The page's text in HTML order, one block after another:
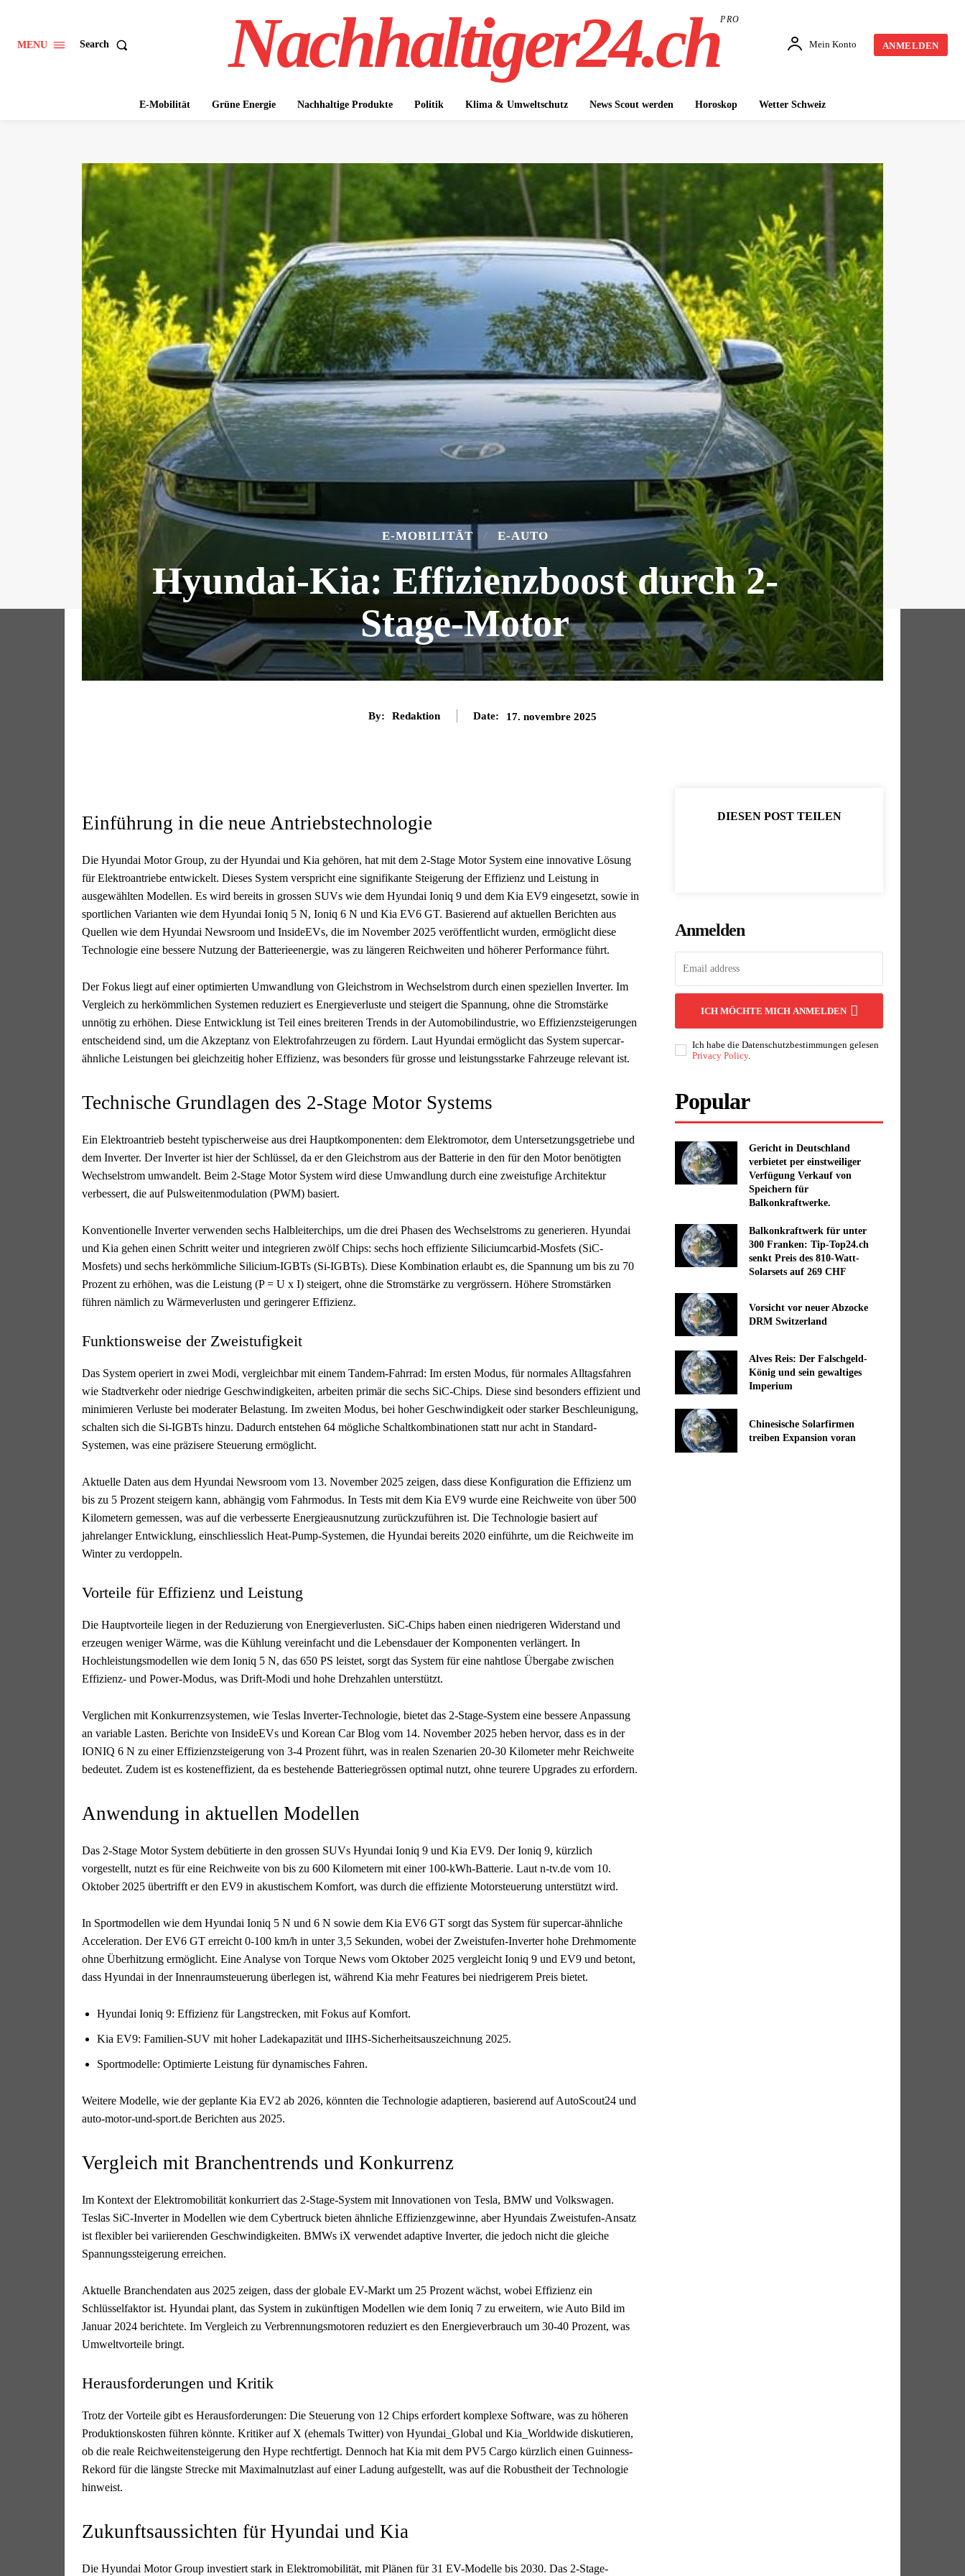
MENU Search Nachhaltiger24.chPRO
Mein Konto ANMELDEN
E-Mobilität Grüne Energie Nachhaltige Produkte Politik Klima & Umweltschutz News Scout werden Horoskop Wetter Schweiz
E-MOBILITÄT E-AUTO
Hyundai-Kia: Effizienzboost durch 2-
Stage-Motor
By: Redaktion Date: 17. novembre 2025
Einführung in die neue Antriebstechnologie
Die Hyundai Motor Group, zu der Hyundai und Kia gehören, hat mit dem 2-Stage Motor System eine innovative Lösung
für Elektroantriebe entwickelt. Dieses System verspricht eine signifikante Steigerung der Effizienz und Leistung in
ausgewählten Modellen. Es wird bereits in grossen SUVs wie dem Hyundai Ioniq 9 und dem Kia EV9 eingesetzt, sowie in
sportlichen Varianten wie dem Hyundai Ioniq 5 N, Ioniq 6 N und Kia EV6 GT. Basierend auf aktuellen Berichten aus
Quellen wie dem Hyundai Newsroom und InsideEVs, die im November 2025 veröffentlicht wurden, ermöglicht diese
Technologie eine bessere Nutzung der Batterieenergie, was zu längeren Reichweiten und höherer Performance führt.
Der Fokus liegt auf einer optimierten Umwandlung von Gleichstrom in Wechselstrom durch einen speziellen Inverter. Im
Vergleich zu herkömmlichen Systemen reduziert es Energieverluste und steigert die Spannung, ohne die Stromstärke
unnötig zu erhöhen. Diese Entwicklung ist Teil eines breiteren Trends in der Automobilindustrie, wo Effizienzsteigerungen
entscheidend sind, um die Akzeptanz von Elektrofahrzeugen zu fördern. Laut Hyundai ermöglicht das System supercar-
ähnliche Leistungen bei gleichzeitig hoher Effizienz, was besonders für grosse und leistungsstarke Fahrzeuge relevant ist.
Technische Grundlagen des 2-Stage Motor Systems
Ein Elektroantrieb besteht typischerweise aus drei Hauptkomponenten: dem Elektromotor, dem Untersetzungsgetriebe und
dem Inverter. Der Inverter ist hier der Schlüssel, da er den Gleichstrom aus der Batterie in den für den Motor benötigten
Wechselstrom umwandelt. Beim 2-Stage Motor System wird diese Umwandlung durch eine zweistufige Architektur
verbessert, die auf Pulsweitenmodulation (PWM) basiert.
Konventionelle Inverter verwenden sechs Halbleiterchips, um die drei Phasen des Wechselstroms zu generieren. Hyundai
und Kia gehen einen Schritt weiter und integrieren zwölf Chips: sechs hoch effiziente Siliciumcarbid-Mosfets (SiC-
Mosfets) und sechs herkömmliche Silicium-IGBTs (Si-IGBTs). Diese Kombination erlaubt es, die Spannung um bis zu 70
Prozent zu erhöhen, was die Leistung (P = U x I) steigert, ohne die Stromstärke zu vergrössern. Höhere Stromstärken
führen nämlich zu Wärmeverlusten und geringerer Effizienz.
Funktionsweise der Zweistufigkeit
Das System operiert in zwei Modi, vergleichbar mit einem Tandem-Fahrrad: Im ersten Modus, für normales Alltagsfahren
wie Stadtverkehr oder niedrige Geschwindigkeiten, arbeiten primär die sechs SiC-Chips. Diese sind besonders effizient und
minimieren Verluste bei moderater Belastung. Im zweiten Modus, bei hoher Geschwindigkeit oder starker Beschleunigung,
schalten sich die Si-IGBTs hinzu. Dadurch entstehen 64 mögliche Schaltkombinationen statt nur acht in Standard-
Systemen, was eine präzisere Steuerung ermöglicht.
Aktuelle Daten aus dem Hyundai Newsroom vom 13. November 2025 zeigen, dass diese Konfiguration die Effizienz um
bis zu 5 Prozent steigern kann, abhängig vom Fahrmodus. In Tests mit dem Kia EV9 wurde eine Reichweite von über 500
Kilometern gemessen, was auf die verbesserte Energieausnutzung zurückzuführen ist. Die Technologie basiert auf
jahrelanger Entwicklung, einschliesslich Heat-Pump-Systemen, die Hyundai bereits 2020 einführte, um die Reichweite im
Winter zu verdoppeln.
Vorteile für Effizienz und Leistung
Die Hauptvorteile liegen in der Reduzierung von Energieverlusten. SiC-Chips haben einen niedrigeren Widerstand und
erzeugen weniger Wärme, was die Kühlung vereinfacht und die Lebensdauer der Komponenten verlängert. In
Hochleistungsmodellen wie dem Ioniq 5 N, das 650 PS leistet, sorgt das System für eine nahtlose Übergabe zwischen
Effizienz- und Power-Modus, was Drift-Modi und hohe Drehzahlen unterstützt.
Verglichen mit Konkurrenzsystemen, wie Teslas Inverter-Technologie, bietet das 2-Stage-System eine bessere Anpassung
an variable Lasten. Berichte von InsideEVs und Korean Car Blog vom 14. November 2025 heben hervor, dass es in der
IONIQ 6 N zu einer Effizienzsteigerung von 3-4 Prozent führt, was in realen Szenarien 20-30 Kilometer mehr Reichweite
bedeutet. Zudem ist es kosteneffizient, da es bestehende Batteriegrössen optimal nutzt, ohne teurere Upgrades zu erfordern.
Anwendung in aktuellen Modellen
Das 2-Stage Motor System debütierte in den grossen SUVs Hyundai Ioniq 9 und Kia EV9. Der Ioniq 9, kürzlich
vorgestellt, nutzt es für eine Reichweite von bis zu 600 Kilometern mit einer 100-kWh-Batterie. Laut n-tv.de vom 10.
Oktober 2025 übertrifft er den EV9 in akustischem Komfort, was durch die effiziente Motorsteuerung unterstützt wird.
In Sportmodellen wie dem Hyundai Ioniq 5 N und 6 N sowie dem Kia EV6 GT sorgt das System für supercar-ähnliche
Acceleration. Der EV6 GT erreicht 0-100 km/h in unter 3,5 Sekunden, wobei der Zweistufen-Inverter hohe Drehmomente
ohne Überhitzung ermöglicht. Eine Analyse von Torque News vom Oktober 2025 vergleicht Ioniq 9 und EV9 und betont,
dass Hyundai in der Innenraumsteuerung überlegen ist, während Kia mehr Features bei niedrigerem Preis bietet.
Hyundai Ioniq 9: Effizienz für Langstrecken, mit Fokus auf Komfort.
Kia EV9: Familien-SUV mit hoher Ladekapazität und IIHS-Sicherheitsauszeichnung 2025.
Sportmodelle: Optimierte Leistung für dynamisches Fahren.
Weitere Modelle, wie der geplante Kia EV2 ab 2026, könnten die Technologie adaptieren, basierend auf AutoScout24 und
auto-motor-und-sport.de Berichten aus 2025.
Vergleich mit Branchentrends und Konkurrenz
Im Kontext der Elektromobilität konkurriert das 2-Stage-System mit Innovationen von Tesla, BMW und Volkswagen.
Teslas SiC-Inverter in Modellen wie dem Cybertruck bieten ähnliche Effizienzgewinne, aber Hyundais Zweistufen-Ansatz
ist flexibler bei variierenden Geschwindigkeiten. BMWs iX verwendet adaptive Inverter, die jedoch nicht die gleiche
Spannungssteigerung erreichen.
Aktuelle Branchendaten aus 2025 zeigen, dass der globale EV-Markt um 25 Prozent wächst, wobei Effizienz ein
Schlüsselfaktor ist. Hyundai plant, das System in zukünftigen Modellen wie dem Ioniq 7 zu erweitern, wie Auto Bild im
Januar 2024 berichtete. Im Vergleich zu Verbrennungsmotoren reduziert es den Energieverbrauch um 30-40 Prozent, was
Umweltvorteile bringt.
Herausforderungen und Kritik
Trotz der Vorteile gibt es Herausforderungen: Die Steuerung von 12 Chips erfordert komplexe Software, was zu höheren
Produktionskosten führen könnte. Kritiker auf X (ehemals Twitter) von Hyundai_Global und Kia_Worldwide diskutieren,
ob die reale Reichweitensteigerung den Hype rechtfertigt. Dennoch hat Kia mit dem PV5 Cargo kürzlich einen Guinness-
Rekord für die längste Strecke mit Maximalnutzlast auf einer Ladung aufgestellt, was auf die Robustheit der Technologie
hinweist.
Zukunftsaussichten für Hyundai und Kia
Die Hyundai Motor Group investiert stark in Elektromobilität, mit Plänen für 31 EV-Modelle bis 2030. Das 2-Stage-
DIESEN POST TEILEN
Anmelden
ICH MÖCHTE MICH ANMELDEN
Ich habe die Datenschutzbestimmungen gelesen
Privacy Policy.
Popular
Gericht in Deutschland
verbietet per einstweiliger
Verfügung Verkauf von
Speichern für
Balkonkraftwerke.
Balkonkraftwerk für unter
300 Franken: Tip-Top24.ch
senkt Preis des 810-Watt-
Solarsets auf 269 CHF
Vorsicht vor neuer Abzocke
DRM Switzerland
Alves Reis: Der Falschgeld-
König und sein gewaltiges
Imperium
Chinesische Solarfirmen
treiben Expansion voran